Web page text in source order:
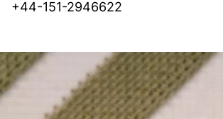
+44-151-2946622